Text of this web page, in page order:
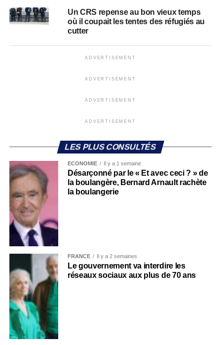
Un CRS repense au bon vieux temps
où il coupait les tentes des réfugiés au
cutter
ADVERTISEMENT
ADVERTISEMENT
ADVERTISEMENT
ADVERTISEMENT
LES PLUS CONSULTÉS
ECONOMIE Il y a 1 semaine
Désarçonné par le « Et avec ceci ? » de
la boulangère, Bernard Arnault rachète
la boulangerie
FRANCE Il y a 2 semaines
Le gouvernement va interdire les
réseaux sociaux aux plus de 70 ans